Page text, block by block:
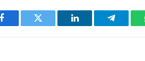
Facebook Twitter LinkedIn Telegram